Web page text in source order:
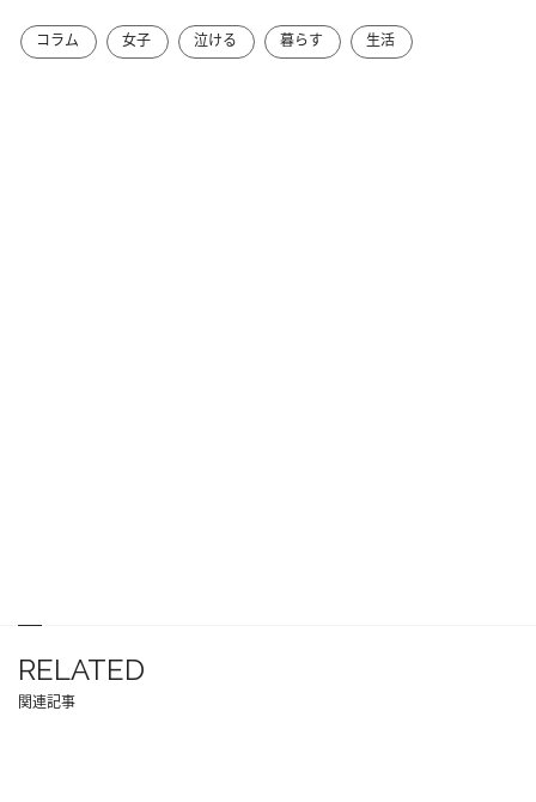
コラム 女子 泣ける 暮らす 生活
RELATED
関連記事